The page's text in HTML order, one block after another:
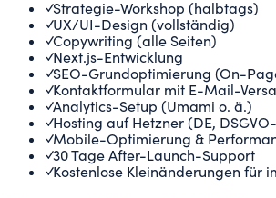
✓Strategie-Workshop (halbtags)
✓UX/UI-Design (vollständig)
✓Copywriting (alle Seiten)
✓Next.js-Entwicklung
✓SEO-Grundoptimierung (On-
✓Kontaktformular mit E-Mail-
✓Analytics-Setup (Umami o. ä.)
✓Hosting auf Hetzner (DE,
✓Mobile-Optimierung &
✓30 Tage After-Launch-Support
✓Kostenlose Kleinänderungen für